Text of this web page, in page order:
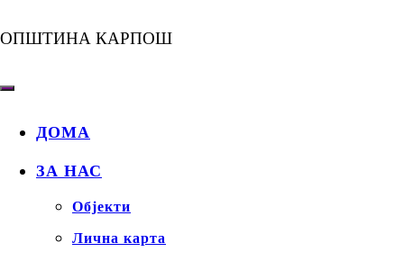
ОПШТИНА КАРПОШ
ДОМА
ЗА НАС
Објекти
Лична карта